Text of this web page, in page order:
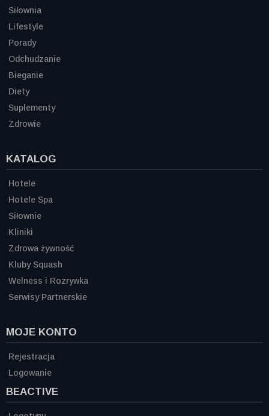
Siłownia
Lifestyle
Porady
Odchudzanie
Bieganie
Diety
Suplementy
Zdrowie
KATALOG
Hotele
Hotele Spa
Siłownie
Kliniki
Zdrowa żywność
Kluby Squash
Welness i Rozrywka
Serwisy Partnerskie
MOJE KONTO
Rejestracja
Logowanie
BEACTIVE